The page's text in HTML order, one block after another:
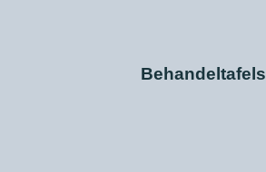
Behandeltafels